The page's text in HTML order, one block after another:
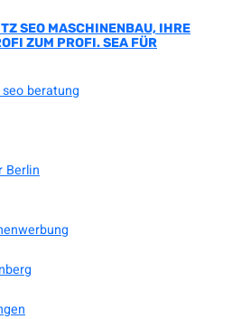
SEO MASCHINENBAU, IHRE
ZUM PROFI. SEA FÜR
beratung
Berlin